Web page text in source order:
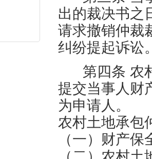
出的裁决书之
请求撤销仲裁
纠纷提起诉讼
第四条 农村
提交当事人财
为申请人。
农村土地承包
（一）财产